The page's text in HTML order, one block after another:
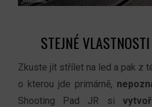
STEJNÉ
Zkuste jít střílet na led a pak z
o kterou jde primárně,
Shooting Pad JR si